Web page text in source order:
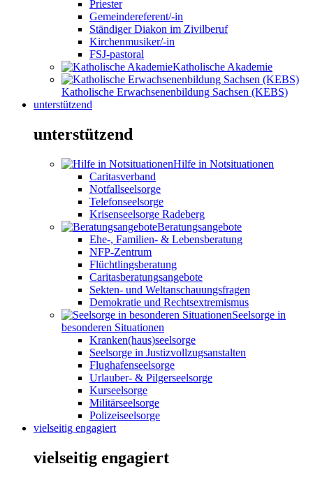
Priester
Gemeindereferent/-in
Ständiger Diakon im Zivilberuf
Kirchenmusiker/-in
FSJ-pastoral
Katholische Akademie
Katholische Erwachsenenbildung Sachsen (KEBS)
unterstützend
unterstützend
Hilfe in Notsituationen
Caritasverband
Notfallseelsorge
Telefonseelsorge
Krisenseelsorge Radeberg
Beratungsangebote
Ehe-, Familien- & Lebensberatung
NFP-Zentrum
Flüchtlingsberatung
Caritasberatungsangebote
Sekten- und Weltanschauungsfragen
Demokratie und Rechtsextremismus
Seelsorge in
besonderen Situationen
Kranken(haus)seelsorge
Seelsorge in Justizvollzugsanstalten
Flughafenseelsorge
Urlauber- & Pilgerseelsorge
Kurseelsorge
Militärseelsorge
Polizeiseelsorge
vielseitig engagiert
vielseitig engagiert